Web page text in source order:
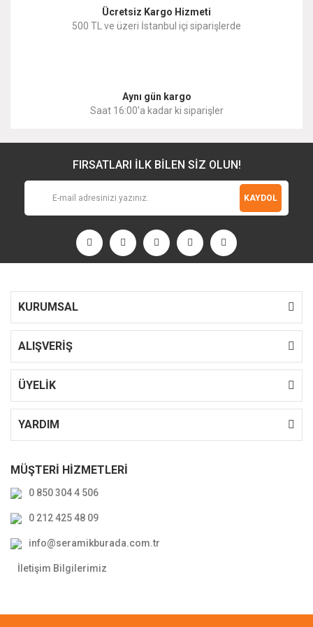
Ücretsiz Kargo Hizmeti
500 TL ve üzeri İstanbul içi siparişlerde
Aynı gün kargo
Saat 16:00'a kadar ki siparişler
FIRSATLARI İLK BİLEN SİZ OLUN!
KAYDOL
KURUMSAL
ALIŞVERİŞ
ÜYELİK
YARDIM
MÜŞTERİ HİZMETLERİ
0 850 304 4 506
0 212 425 48 09
info@seramikburada.com.tr
İletişim Bilgilerimiz